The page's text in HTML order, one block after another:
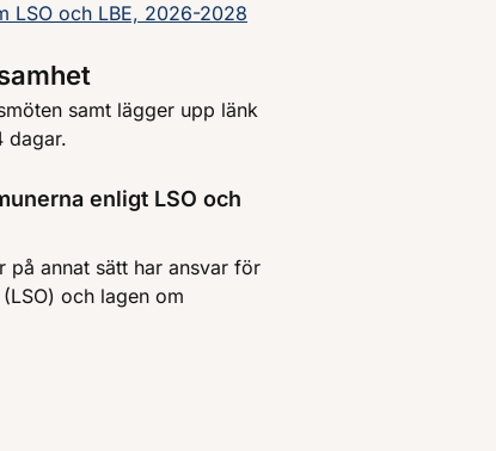
LSO och LBE, 2026-2028
samt lägger upp länk
dagar.
enligt LSO och
annat sätt har ansvar för
och lagen om